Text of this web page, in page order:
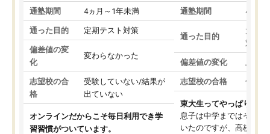
通塾期間 4ヵ月～1年未満
通った目的 定期テスト対策
偏差値の変
化
変わらなかった
志望校の合
格
受験していない/結果が
出ていない
オンラインだからこそ毎日利用でき学
習習慣がついています。
通塾期間 4ヵ月
通った目的
大学
対策
偏差値の変化
志望校の合格 合格
東大生ってやっぱりすご
息子は中学まではそこそ
いたのですが、高校に入